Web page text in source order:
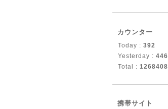
カウンター
Today : 392
Yesterday : 446
Total : 1268408
携帯サイト